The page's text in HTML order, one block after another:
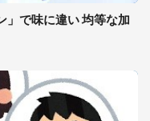
」で味に違い 均等な加